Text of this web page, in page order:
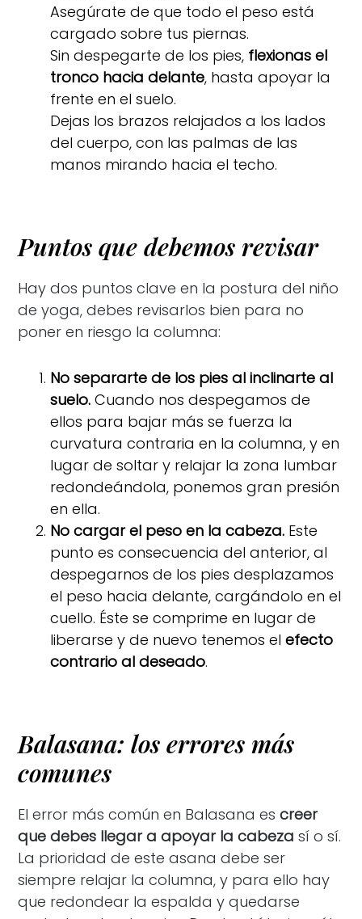
Asegúrate de que todo el peso está
cargado sobre tus piernas.
Sin despegarte de los pies, flexionas el
tronco hacia delante, hasta apoyar la
frente en el suelo.
Dejas los brazos relajados a los lados
del cuerpo, con las palmas de las
manos mirando hacia el techo.
Puntos que debemos revisar
Hay dos puntos clave en la postura del niño
de yoga, debes revisarlos bien para no
poner en riesgo la columna:
No separarte de los pies al inclinarte al
suelo. Cuando nos despegamos de
ellos para bajar más se fuerza la
curvatura contraria en la columna, y en
lugar de soltar y relajar la zona lumbar
redondeándola, ponemos gran presión
en ella.
No cargar el peso en la cabeza. Este
punto es consecuencia del anterior, al
despegarnos de los pies desplazamos
el peso hacia delante, cargándolo en el
cuello. Éste se comprime en lugar de
liberarse y de nuevo tenemos elefecto
contrario al deseado.
Balasana: los errores más
comunes
El error más común en Balasana escreer
que debes llegar a apoyar la cabeza sí o sí.
La prioridad de este asana debe ser
siempre relajar la columna, y para ello hay
que redondear la espalda y quedarse